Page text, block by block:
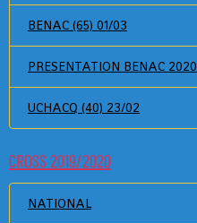
BENAC (65) 01/03
PRESENTATION BENAC 2020
UCHACQ (40) 23/02
CROSS 2019/2020
NATIONAL